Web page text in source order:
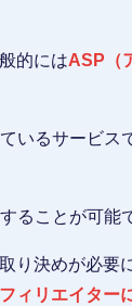
的にはASP（
いるサービス
ることが可能
り決めが必要
ィリエイター